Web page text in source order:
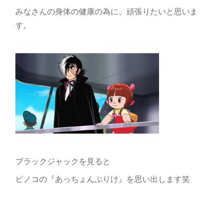
みなさんの身体の健康の為に、頑張りたいと思いま
す。
ブラックジャックを見ると
ピノコの『あっちょんぶりけ』を思い出します笑